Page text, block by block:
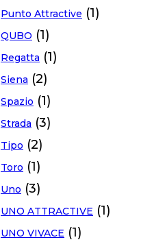
Punto Attractive (1)
QUBO (1)
Regatta (1)
Siena (2)
Spazio (1)
Strada (3)
Tipo (2)
Toro (1)
Uno (3)
UNO ATTRACTIVE (1)
UNO VIVACE (1)